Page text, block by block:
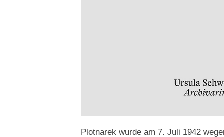
Plotnarek wurde am 7. Juli 1942